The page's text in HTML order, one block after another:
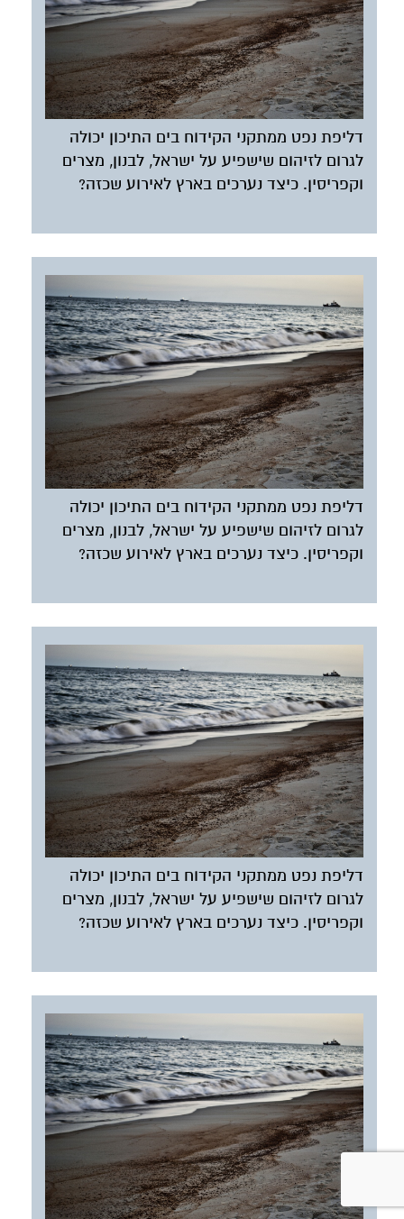
דליפת נפט ממתקני הקידוח בים התיכון יכולה
לגרום לזיהום שישפיע על ישראל, לבנון, מצרים
וקפריסין. כיצד נערכים בארץ לאירוע שכזה?
דליפת נפט ממתקני הקידוח בים התיכון יכולה
לגרום לזיהום שישפיע על ישראל, לבנון, מצרים
וקפריסין. כיצד נערכים בארץ לאירוע שכזה?
דליפת נפט ממתקני הקידוח בים התיכון יכולה
לגרום לזיהום שישפיע על ישראל, לבנון, מצרים
וקפריסין. כיצד נערכים בארץ לאירוע שכזה?